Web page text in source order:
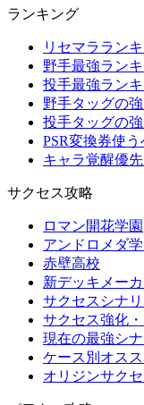
ランキング
リセマララン
野手最強ラン
投手最強ラン
野手タッグの
投手タッグの
PSR変換券使
キャラ覚醒優
サクセス攻略
ロマン開花学園
アンドロメダ
赤壁高校
新デッキメー
サクセスシナ
サクセス強化
現在の最強シ
ケース別オス
オリジンサク